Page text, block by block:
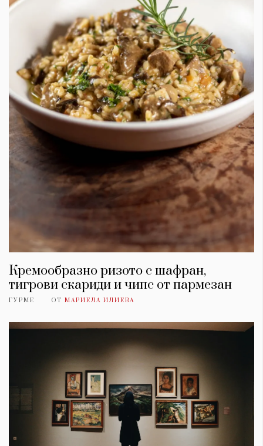
Кремообразно ризото с шафран,
тигрови скариди и чипс от пармезан
ГУРМЕ ОТ МАРИЕЛА ИЛИЕВА